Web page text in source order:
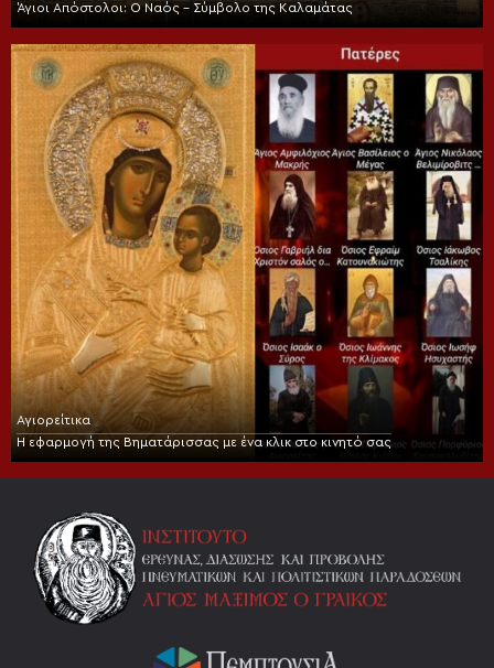
Άγιοι Απόστολοι: Ο Ναός – Σύμβολο της Καλαμάτας
Αγιορείτικα
Η εφαρμογή της Βηματάρισσας με ένα κλικ στο κινητό σας